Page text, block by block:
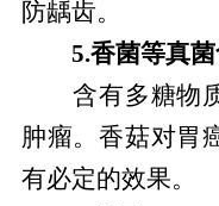
防龋齿。
5.香菌等真菌
含有多糖物质
肿瘤。香菇对胃
有必定的效果。